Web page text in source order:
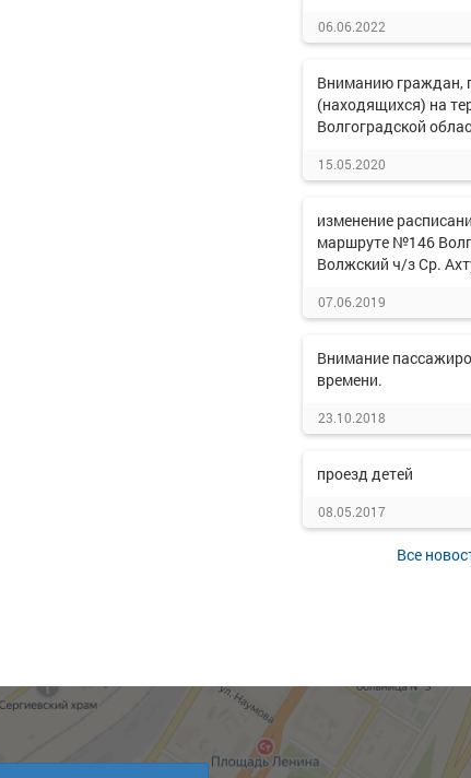
06.06.2022
Вниманию
(находящихся) на
Волгоградской
15.05.2020
изменение
маршруте №146
Волжский ч/з Ср.
07.06.2019
Внимание
времени.
23.10.2018
проезд детей
08.05.2017
Все